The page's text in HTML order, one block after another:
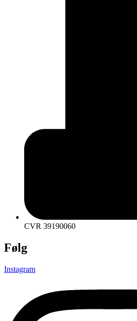
CVR 39190060
Følg
Instagram